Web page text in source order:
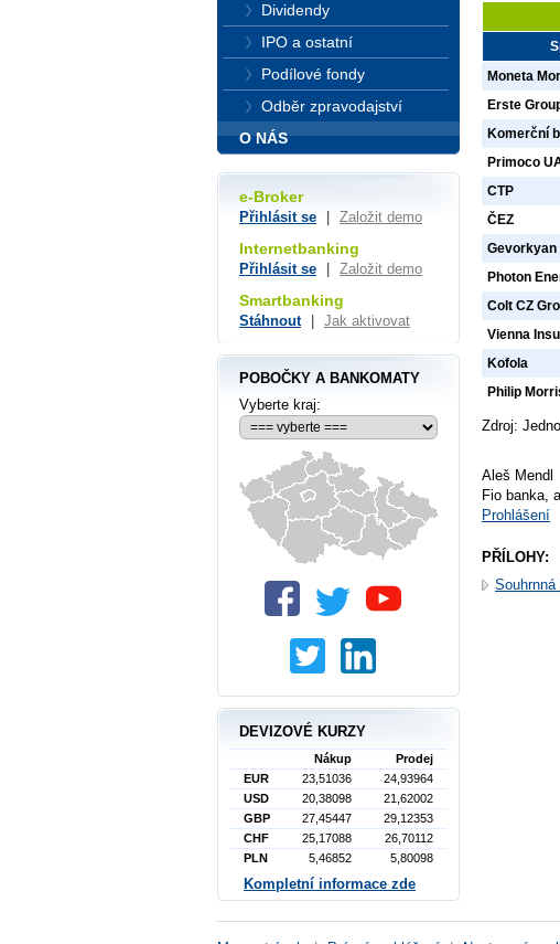
Moneta
Erste
Komerční
Primoco
CTP
ČEZ
Gevorkyan
Photon
Colt CZ
Vienna
Kofola
Philip
Zdroj:
Aleš Mendl
Fio banka,
Prohlášení
PŘÍLOHY:
Dividendy
IPO a ostatní
Podílové fondy
Odběr zpravodajství
O NÁS
e-Broker
Přihlásit se Založit demo
Internetbanking
Přihlásit se Založit demo
Smartbanking
Stáhnout Jak aktivovat
POBOČKY A BANKOMATY
Vyberte kraj:
DEVIZOVÉ KURZY
Nákup
Prodej
EUR
23,51036
24,93964
USD
20,38098
21,62002
GBP
27,45447
29,12353
CHF
25,17088
26,70112
PLN
5,46852 5,80098
Kompletní informace zde